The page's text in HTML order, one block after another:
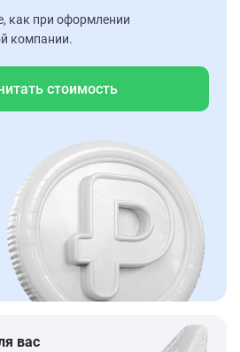
как при оформлении
компании.
стоимость
вас